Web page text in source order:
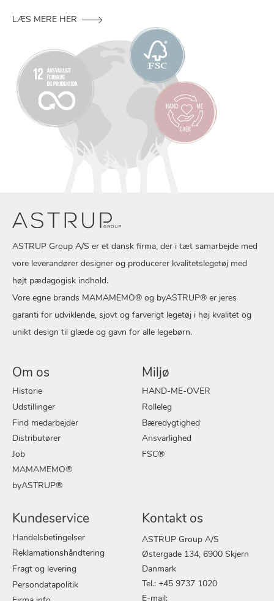
LÆS MERE HER
ASTRUP Group A/S er et dansk firma, der i tæt samarbejde med
vore leverandører designer og producerer kvalitetslegetøj med
højt pædagogisk indhold.
Vore egne brands MAMAMEMO® og byASTRUP® er jeres
garanti for udviklende, sjovt og farverigt legetøj i høj kvalitet og
unikt design til glæde og gavn for alle legebørn.
Om os
Historie
Udstillinger
Find medarbejder
Distributører
Job
MAMAMEMO®
byASTRUP®
Miljø
HAND-ME-OVER
Rolleleg
Bæredygtighed
Ansvarlighed
FSC®
Kundeservice
Handelsbetingelser
Reklamationshåndtering
Fragt og levering
Persondatapolitik
Kontakt os
ASTRUP Group A/S
Østergade 134, 6900 Skjern
Danmark
Tel.: +45 9737 1020
E-mail: